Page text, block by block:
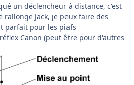
un déclencheur à distance, c'est
rallonge Jack, je peux faire des
parfait pour les piafs
Canon (peut être pour d'autres